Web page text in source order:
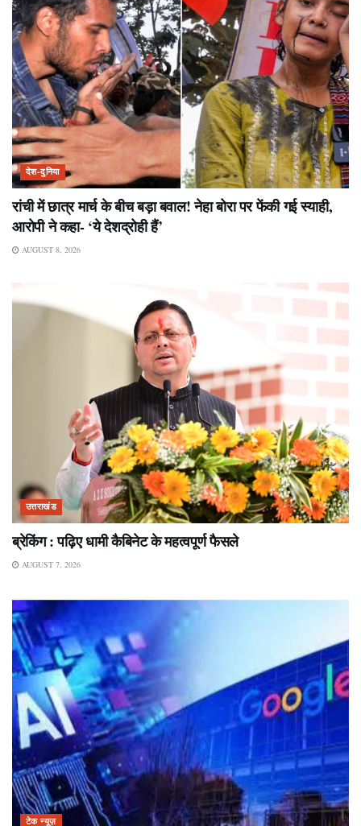
देश-दुनिया
रांची में छात्र मार्च के बीच बड़ा बवाल! नेहा बोरा पर फेंकी गई स्याही,
आरोपी ने कहा- ‘ये देशद्रोही हैं’
AUGUST 8, 2026
उत्तराखंड
ब्रेकिंग : पढ़िए धामी कैबिनेट के महत्वपूर्ण फैसले
AUGUST 7, 2026
टेक न्यूज़